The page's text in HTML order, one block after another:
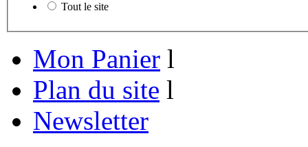
Tout le site
Mon Panier l
Plan du site l
Newsletter